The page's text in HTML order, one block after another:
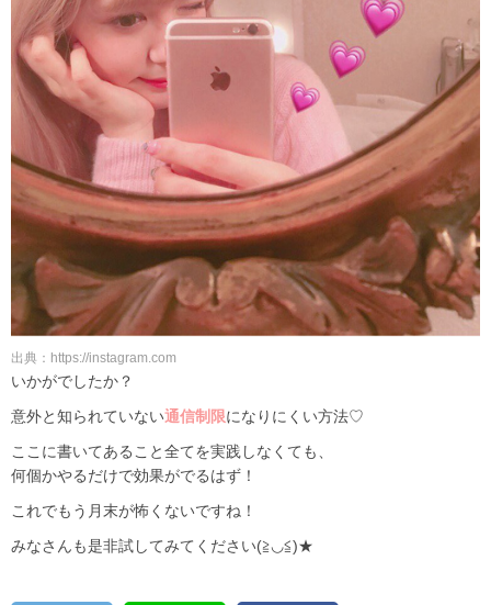
出典：https://instagram.com
いかがでしたか？
意外と知られていない通信制限になりにくい方法♡
ここに書いてあること全てを実践しなくても、
何個かやるだけで効果がでるはず！
これでもう月末が怖くないですね！
みなさんも是非試してみてください(≧◡≦)★